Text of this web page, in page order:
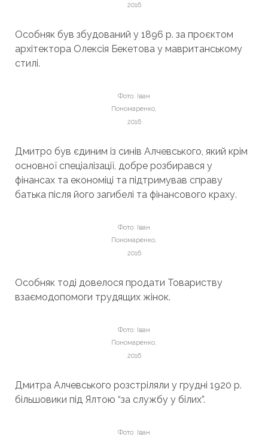
2016
Особняк був збудований у 1896 р. за проєктом
архітектора Олексія Бекетова у мавританському
стилі.
Фото: Іван
Пономаренко,
2016
Дмитро був єдиним із синів Алчевського, який крім
основної спеціалізації, добре розбирався у
фінансах та економіці та підтримував справу
батька після його загибелі та фінансового краху.
Фото: Іван
Пономаренко,
2016
Особняк тоді довелося продати Товариству
взаємодопомоги трудящих жінок.
Фото: Іван
Пономаренко,
2016
Дмитра Алчевського розстріляли у грудні 1920 р.
більшовики під Ялтою “за службу у білих”.
Фото: Іван